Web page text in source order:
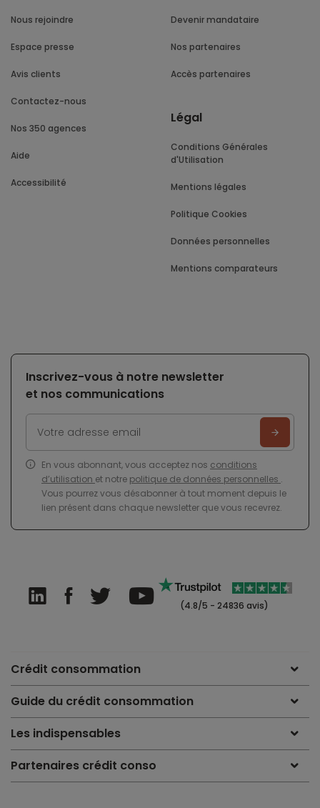
Nous rejoindre
Espace presse
Avis clients
Contactez-nous
Nos 350 agences
Aide
Accessibilité
Devenir mandataire
Nos partenaires
Accès partenaires
Légal
Conditions Générales
d'Utilisation
Mentions légales
Politique Cookies
Données personnelles
Mentions comparateurs
Inscrivez-vous à notre newsletter
et nos communications
En vous abonnant, vous acceptez nos conditions
d’utilisation et notre politique de données personnelles .
Vous pourrez vous désabonner à tout moment depuis le
lien présent dans chaque newsletter que vous recevrez.
(4.8/5 - 24836 avis)
Crédit consommation
Guide du crédit consommation
Les indispensables
Partenaires crédit conso